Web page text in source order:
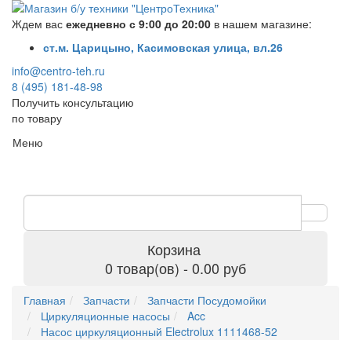
Ждем вас ежедневно с 9:00 до 20:00 в нашем магазине:
ст.м. Царицыно, Касимовская улица, вл.26
info@centro-teh.ru
8 (495) 181-48-98
Получить консультацию
по товару
Меню
Корзина
0 товар(ов) - 0.00 руб
Главная Запчасти
Запчасти Посудомойки
Циркуляционные насосы
Acc
Насос циркуляционный Electrolux 1111468-52